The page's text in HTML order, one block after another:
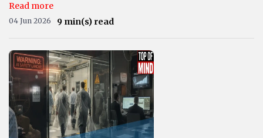
Read more
04 Jun 2026 9 min(s) read